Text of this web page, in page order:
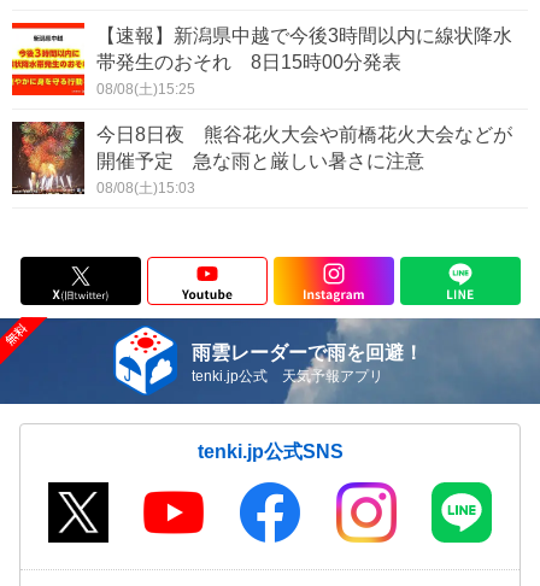
【速報】新潟県中越で今後3時間以内に線状降水
帯発生のおそれ 8日15時00分発表
08/08(土)15:25
今日8日夜 熊谷花火大会や前橋花火大会などが
開催予定 急な雨と厳しい暑さに注意
08/08(土)15:03
雨雲レーダーで雨を回避！
tenki.jp公式 天気予報アプリ
tenki.jp公式SNS